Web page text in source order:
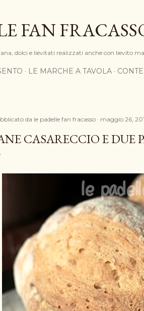
FAN
dolci e lievitati realizzati anche con lievito
LE MARCHE A TAVOLA
da le padelle fan fracasso maggio 26,
CASARECCIO E DUE